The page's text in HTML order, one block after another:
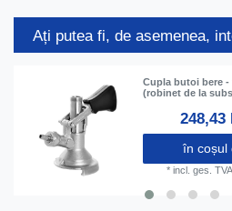
Ați putea fi, de asemenea,
Cupla butoi bere -
(robinet de la
248,43
în coșul
* incl. ges. TVA.